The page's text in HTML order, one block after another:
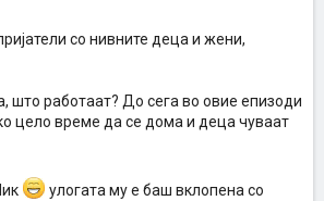
со нивните деца и жени,
што работаат? До сега во овие епизоди
цело време да се дома и деца чуваат
улогата му е баш вклопена со